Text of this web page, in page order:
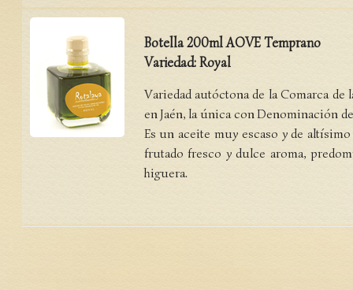
Botella 200ml AOVE Temprano
Variedad: Royal
Variedad autóctona de la Comarca de
en Jaén, la única con Denominación
Es un aceite muy escaso y de
frutado fresco y dulce aroma,
higuera.